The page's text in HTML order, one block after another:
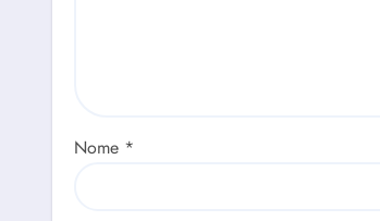
Nome *